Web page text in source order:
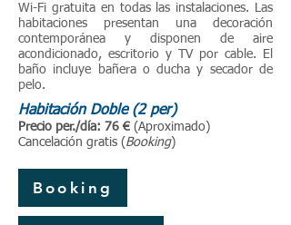
Wi-Fi gratuita en todas las instalaciones. Las
habitaciones presentan una decoración
contemporánea y disponen de aire
acondicionado, escritorio y TV por cable. El
baño incluye bañera o ducha y secador de
pelo.
Habitación Doble (2 per)
Precio per./día: 76 € (Aproximado)
Cancelación gratis ( Booking)
Booking